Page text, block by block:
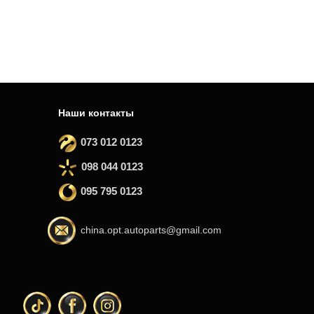
Наши контакты
073 012 0123
098 044 0123
095 795 0123
china.opt.autoparts@gmail.com